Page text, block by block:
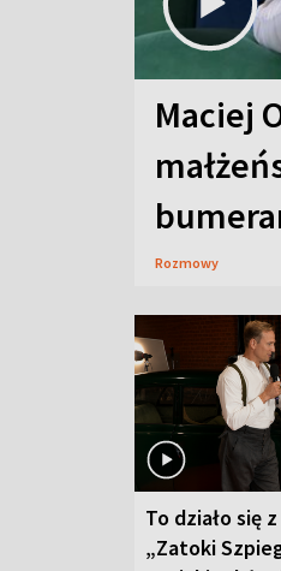
Maciej
Rozmowy
To działo się
„Zatoki